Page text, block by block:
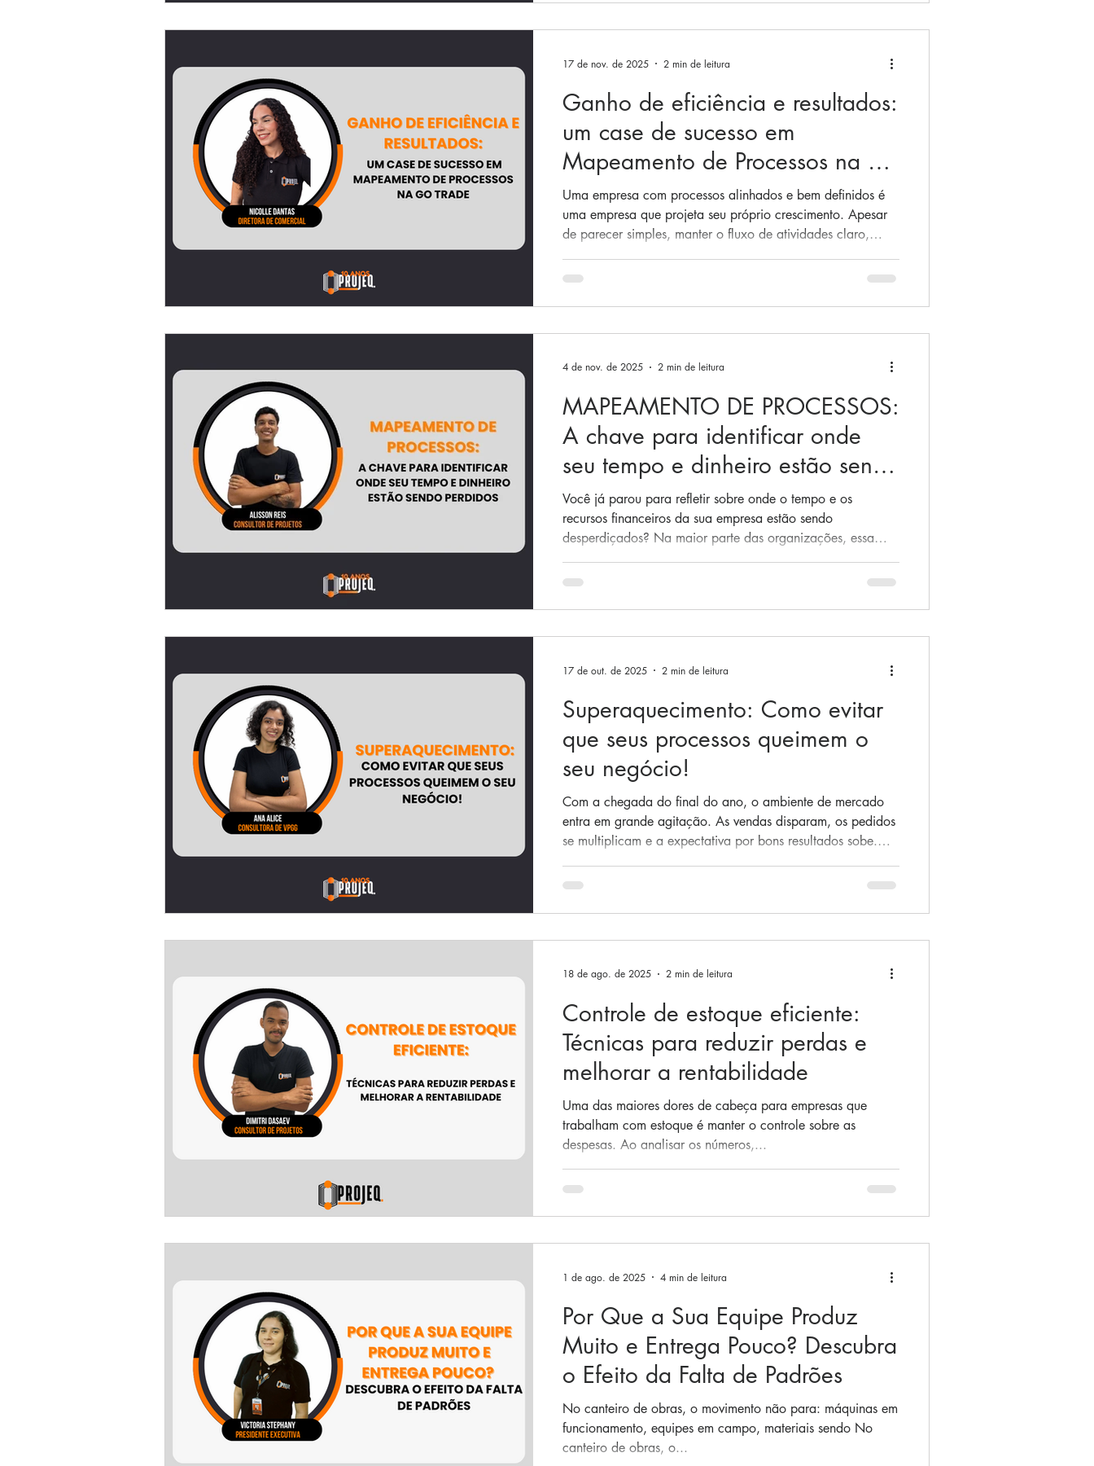
processos se torna essencial. A PROJEQ atua justamente
onde a maioria das empresas sente dificuldade: estruturar,
Ganho de eficiência e resultados:
um case de sucesso em
Mapeamento de Processos na Go
Trade
Uma empresa com processos alinhados e bem definidos é
uma empresa que projeta seu próprio crescimento. Apesar
de parecer simples, manter o fluxo de atividades claro,
maiores desafios e, frequentemente, a causa raiz de diversos
reais no mercado, iniciamos um projeto com a Go Trade
Brasil , que vivia desafios comuns a empresas em ascensão:
17 de nov. de 2025 2 min de leitura
MAPEAMENTO DE PROCESSOS:
A chave para identificar onde
seu tempo e dinheiro estão sendo
perdidos!
Você já parou para refletir sobre onde o tempo e os
recursos financeiros da sua empresa estão sendo
desperdiçados? Na maior parte das organizações, essa
Report 2023, apenas 4% das empresas documentam seus
gargalos e retrabalhos do dia a dia raramente são
percebidos. Como consequência, muitas empresas não têm
processos ,
4 de nov. de 2025 2 min de leitura
Superaquecimento: Como evitar
que seus processos queimem o
seu negócio!
Com a chegada do final do ano, o ambiente de mercado
entra em grande agitação. As vendas disparam, os pedidos
se multiplicam e a expectativa por bons resultados sobe.
testados ao limite, e a falta de padronização pode gerar
temido superaquecimento operacional , no qual a
capacidade produtiva não consegue suportar os pedidos.
17 de out. de 2025 2 min de leitura
Controle de estoque eficiente:
Técnicas para reduzir perdas e
melhorar a rentabilidade
Uma das maiores dores de cabeça para empresas que
trabalham com estoque é manter o controle sobre as
despesas. Ao analisar os números,...
18 de ago. de 2025 2 min de leitura
Por Que a Sua Equipe Produz
Muito e Entrega Pouco? Descubra
o Efeito da Falta de Padrões
No canteiro de obras, o movimento não para: máquinas em
funcionamento, equipes em campo, materiais sendo No
canteiro de obras, o...
1 de ago. de 2025 4 min de leitura